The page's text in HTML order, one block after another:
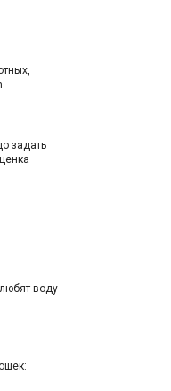
задать
воду